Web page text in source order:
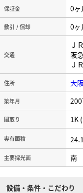
保証金 0ヶ
敷引 / 償却 0ヶ
交通
Ｊ
阪
Ｊ
住所 大
築年月
間取り 1K
専有面積
主要採光面 南
設備・条件・こだわり